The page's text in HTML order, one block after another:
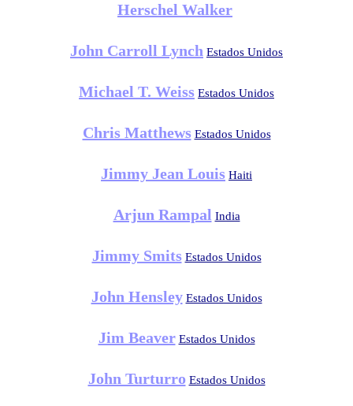
Herschel Walker
John Carroll Lynch Estados Unidos
Michael T. Weiss Estados Unidos
Chris Matthews Estados Unidos
Jimmy Jean Louis Haiti
Arjun Rampal India
Jimmy Smits Estados Unidos
John Hensley Estados Unidos
Jim Beaver Estados Unidos
John Turturro Estados Unidos